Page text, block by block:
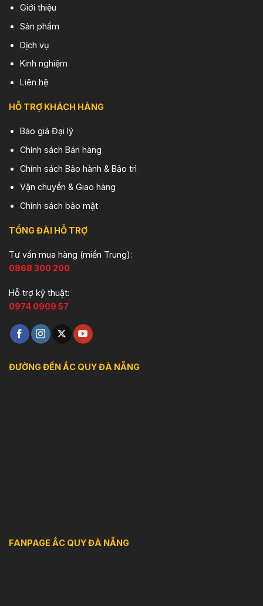
Giới thiệu
Sản phẩm
Dịch vụ
Kinh nghiệm
Liên hệ
HỖ TRỢ KHÁCH HÀNG
Báo giá Đại lý
Chính sách Bán hàng
Chính sách Bảo hành & Bảo trì
Vận chuyển & Giao hàng
Chính sách bảo mật
TỔNG ĐÀI HỖ TRỢ
Tư vấn mua hàng (miền Trung):
0868 300 200
Hỗ trợ kỹ thuật:
0974 0909 57
ĐƯỜNG ĐẾN ẮC QUY ĐÀ NẴNG
FANPAGE ẮC QUY ĐÀ NẴNG